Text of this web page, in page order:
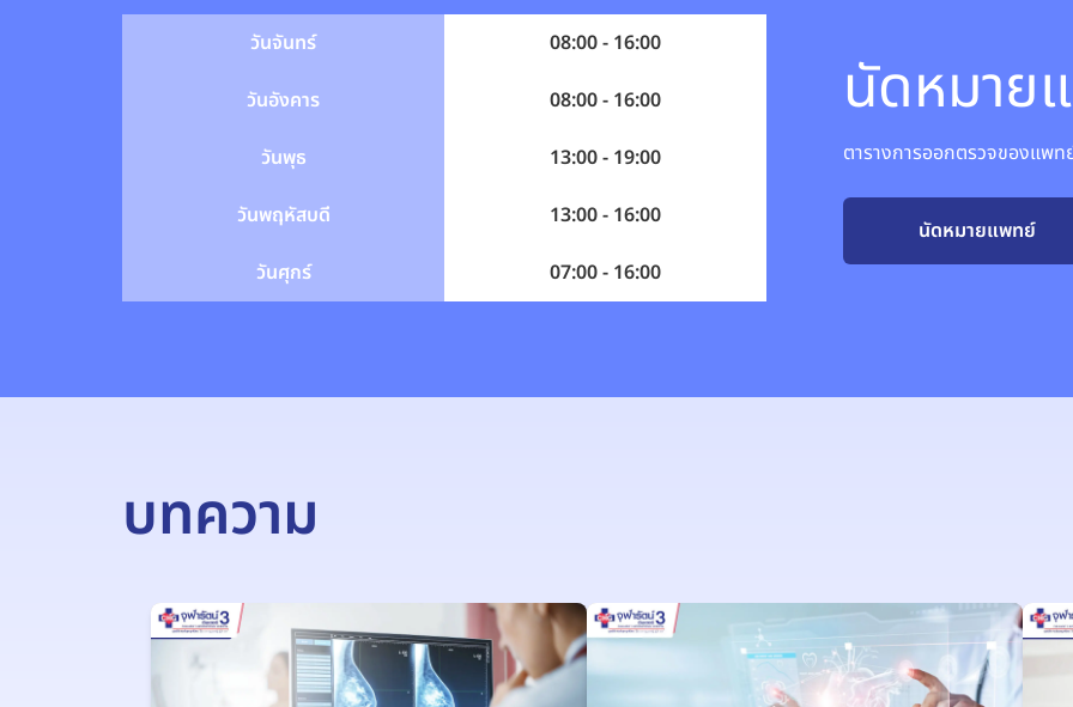
วันจันทร์
08:00 - 16:00
วันอังคาร
08:00 - 16:00
วันพุธ
13:00 - 19:00
วันพฤหัสบดี
13:00 - 16:00
วันศุกร์
07:00 - 16:00
นัดหมาย
ตารางการออกตรวจของแพ
นัดหมายแพทย์
บทความ